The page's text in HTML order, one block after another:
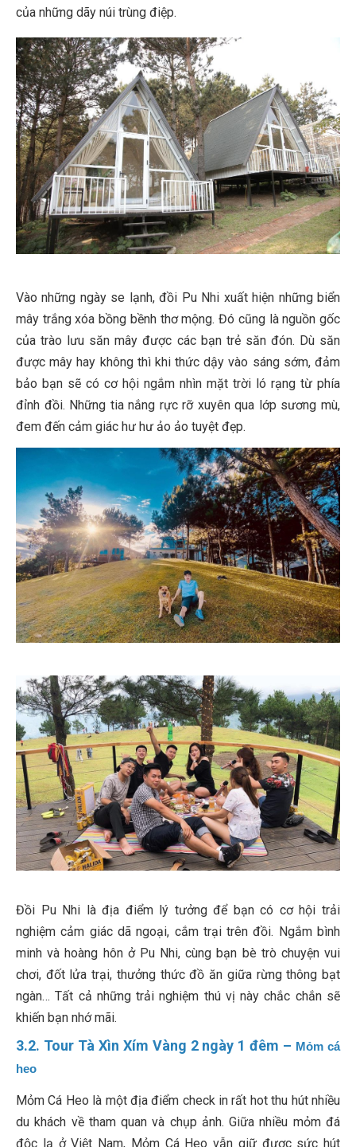
của những dãy núi trùng điệp.
Vào những ngày se lạnh, đồi Pu Nhi xuất hiện những biển
mây trắng xóa bồng bềnh thơ mộng. Đó cũng là nguồn gốc
của trào lưu săn mây được các bạn trẻ săn đón. Dù săn
được mây hay không thì khi thức dậy vào sáng sớm, đảm
bảo bạn sẽ có cơ hội ngắm nhìn mặt trời ló rạng từ phía
đỉnh đồi. Những tia nắng rực rỡ xuyên qua lớp sương mù,
đem đến cảm giác hư hư ảo ảo tuyệt đẹp.
Đồi Pu Nhi là địa điểm lý tưởng để bạn có cơ hội trải
nghiệm cảm giác dã ngoại, cắm trại trên đồi. Ngắm bình
minh và hoàng hôn ở Pu Nhi, cùng bạn bè trò chuyện vui
chơi, đốt lửa trại, thưởng thức đồ ăn giữa rừng thông bạt
ngàn… Tất cả những trải nghiệm thú vị này chắc chắn sẽ
khiến bạn nhớ mãi.
3.2. Tour Tà Xìn Xím Vàng 2 ngày 1 đêm – Mỏm cá
heo
Mỏm Cá Heo là một địa điểm check in rất hot thu hút nhiều
du khách về tham quan và chụp ảnh. Giữa nhiều mỏm đá
độc lạ ở Việt Nam, Mỏm Cá Heo vẫn giữ được sức hút